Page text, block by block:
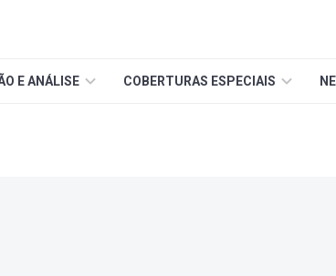
E ANÁLISE COBERTURAS ESPECIAIS